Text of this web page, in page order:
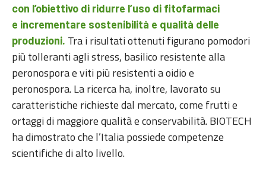
con l’obiettivo di ridurre l’uso di fitofarmaci
e incrementare sostenibilità e qualità delle
produzioni. Tra i risultati ottenuti figurano pomodori
più tolleranti agli stress, basilico resistente alla
peronospora e viti più resistenti a oidio e
peronospora. La ricerca ha, inoltre, lavorato su
caratteristiche richieste dal mercato, come frutti e
ortaggi di maggiore qualità e conservabilità. BIOTECH
ha dimostrato che l’Italia possiede competenze
scientifiche di alto livello.